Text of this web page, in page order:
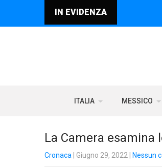
IN EVIDENZA
ITALIA MESSICO
La Camera esamina
Cronaca | Giugno 29, 2022 Nessun